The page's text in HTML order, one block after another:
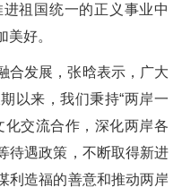
祖国统一的正义事业中
好。
合发展，张晗表示，广大
以来，我们秉持“两岸一
化交流合作，深化两岸各
待遇政策，不断取得新进
利造福的善意和推动两岸